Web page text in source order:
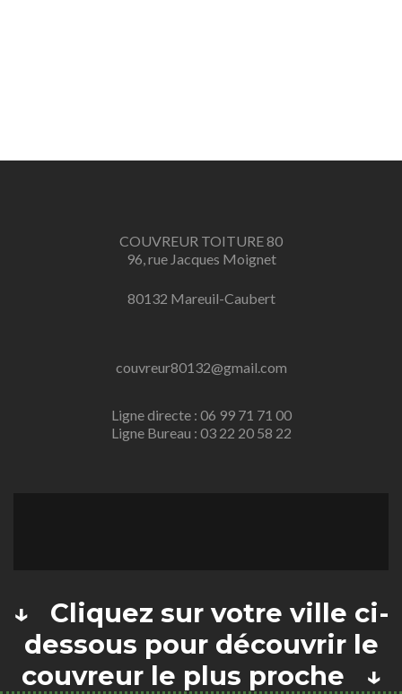
COUVREUR TOITURE 80
96, rue Jacques Moignet
80132 Mareuil-Caubert
couvreur80132@gmail.com
Ligne directe : 06 99 71 71 00
Ligne Bureau : 03 22 20 58 22
↓ Cliquez sur votre ville ci-
dessous pour découvrir le
couvreur le plus proche ↓